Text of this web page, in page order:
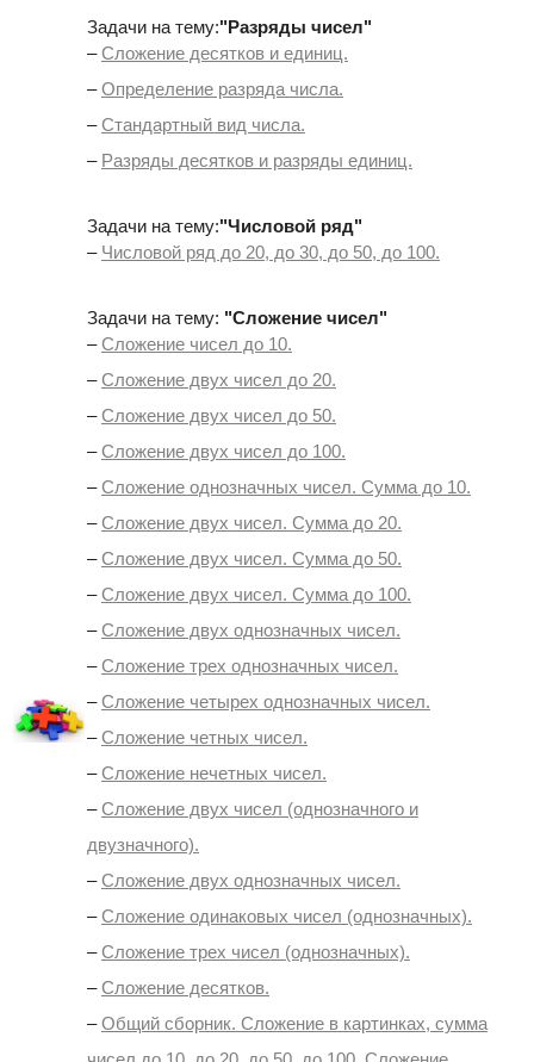
Задачи на тему:"Разряды чисел"
–Сложение десятков и единиц.
–Определение разряда числа.
–Стандартный вид числа.
– Разряды десятков и разряды единиц.
Задачи на тему:"Числовой ряд"
– Числовой ряд до 20, до 30, до 50, до 100.
Задачи на тему: "Сложение чисел"
–Сложение чисел до 10.
–Сложение двух чисел до 20.
–Сложение двух чисел до 50.
–Сложение двух чисел до 100.
–Сложение однозначных чисел. Сумма до 10.
–Сложение двух чисел. Сумма до 20.
–Сложение двух чисел. Сумма до 50.
–Сложение двух чисел. Сумма до 100.
–Сложение двух однозначных чисел.
–Сложение трех однозначных чисел.
–Сложение четырех однозначных чисел.
–Сложение четных чисел.
–Сложение нечетных чисел.
–Сложение двух чисел (однозначного и
двузначного).
–Сложение двух однозначных чисел.
–Сложение одинаковых чисел (однозначных).
–Сложение трех чисел (однозначных).
–Сложение десятков.
–Общий сборник. Сложение в картинках, сумма